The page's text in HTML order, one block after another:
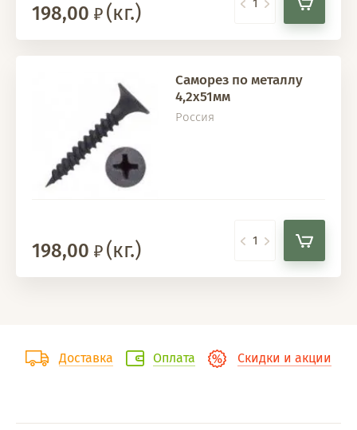
198,00 (кг.)
Саморез по металлу
4,2х51мм
Россия
198,00 (кг.)
Доставка Оплата Скидки и акции